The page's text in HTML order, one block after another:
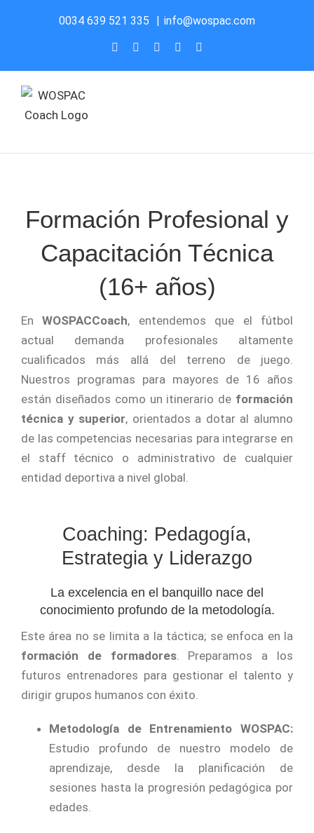
0034 639 521 335 | info@wospac.com
InstagramFacebook YouTube
Formación Profesional y
Capacitación Técnica
(16+ años)
EnWOSPACCoach, entendemos que el fútbol
actual demanda profesionales altamente
cualificados más allá del terreno de juego.
Nuestros programas para mayores de 16 años
están diseñados como un itinerario de formación
técnica y superior, orientados a dotar al alumno
de las competencias necesarias para integrarse en
el staff técnico o administrativo de cualquier
entidad deportiva a nivel global.
Coaching: Pedagogía,
Estrategia y Liderazgo
La excelencia en el banquillo nace del
conocimiento profundo de la metodología.
Este área no se limita a la táctica; se enfoca en la
formación de formadores. Preparamos a los
futuros entrenadores para gestionar el talento y
dirigir grupos humanos con éxito.
Metodología de Entrenamiento WOSPAC:
Estudio profundo de nuestro modelo de
aprendizaje, desde la planificación de
sesiones hasta la progresión pedagógica por
edades.